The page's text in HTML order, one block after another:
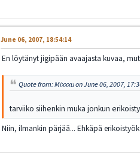
June 06, 2007, 18:54:14
En löytänyt jigipään avaajasta kuvaa,
Quote from: Mixxxu on June 06, 2007,
tarviiko siihenkin muka jonkun
Niin, ilmankin pärjää... Ehkäpä